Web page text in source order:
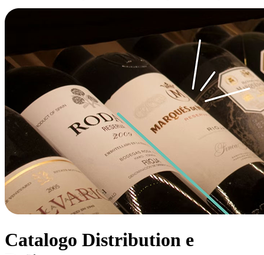
Catalogo Distribution e